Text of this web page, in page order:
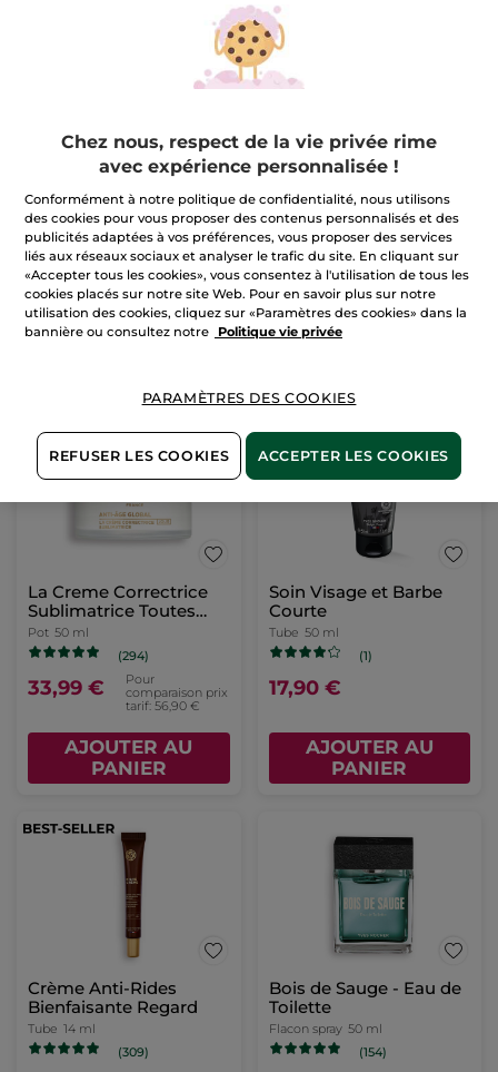
Lotion Clarifiante
Flacon 150 ml
(89)
13,90 €
Déodorant Citrus à la
Menthe de Bretagne
Roll-on
50 ml
(7)
9,90 €
-40%
La Creme Correctrice
Sublimatrice Toutes
Peaux
Pot 50 ml
(294)
33,99 €
Pour
comparaison prix
tarif: 56,90 €
AJOUTER AU
PANIER
Soin Visage et Barbe
Courte
Tube 50 ml
(1)
17,90 €
AJOUTER AU
PANIER
Crème Anti-Rides
Bienfaisante Regard
Tube 14 ml
(309)
Bois de Sauge - Eau de
Toilette
Flacon spray 50 ml
(154)
Chez nous, respect de la vie privée rime
avec expérience personnalisée !
Conformément à notre politique de confidentialité, nous utilisons
des cookies pour vous proposer des contenus personnalisés et des
publicités adaptées à vos préférences, vous proposer des services
liés aux réseaux sociaux et analyser le trafic du site. En cliquant sur
«Accepter tous les cookies», vous consentez à l'utilisation de tous les
cookies placés sur notre site Web. Pour en savoir plus sur notre
utilisation des cookies, cliquez sur «Paramètres des cookies» dans la
bannière ou consultez notre
Politique vie privée
PARAMÈTRES DES COOKIES
REFUSER LES COOKIES ACCEPTER LES COOKIES